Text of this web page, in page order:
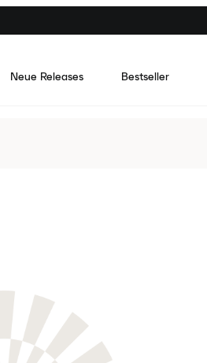
Neue Releases Bestseller